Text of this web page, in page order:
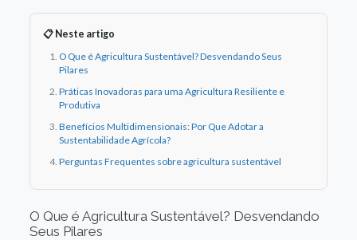
📋 Neste artigo
O Que é Agricultura Sustentável? Desvendando Seus
Pilares
Práticas Inovadoras para uma Agricultura Resiliente e
Produtiva
Benefícios Multidimensionais: Por Que Adotar a
Sustentabilidade Agrícola?
Perguntas Frequentes sobre agricultura sustentável
O Que é Agricultura Sustentável? Desvendando
Seus Pilares